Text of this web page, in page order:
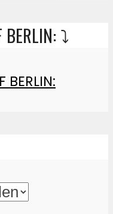
BERLIN: ⤵️